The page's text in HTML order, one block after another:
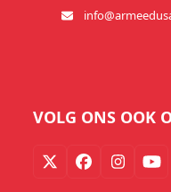
VOLG ONS OOK